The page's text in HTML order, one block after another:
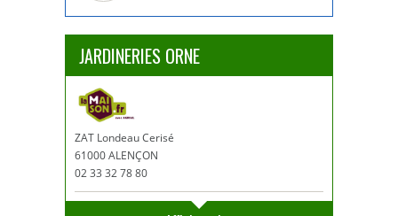
JARDINERIES ORNE
ZAT Londeau Cerisé
61000 ALENÇON
02 33 32 78 80